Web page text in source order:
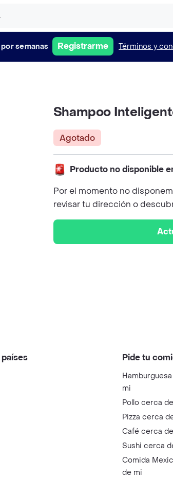
semanas Registrarme Términos y
Shampoo
Agotado
Producto no disponible
Por el momento no
revisar tu dirección o
Pide tu
mi
Pollo cerca
Pizza cerca
Café cerca
Sushi cerca
Comida
de mi